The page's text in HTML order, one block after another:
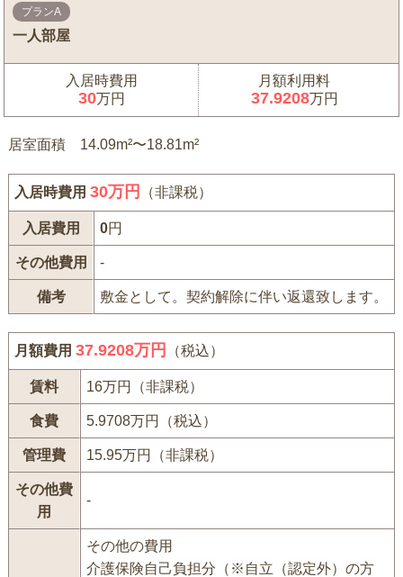
プランA
一人部屋
入居時費用
30万円
月額利用料
37.9208万円
居室面積 14.09m²〜18.81m²
入居時費用30万円 （非課税）
入居費用 0円
その他費用 -
備考 敷金として。契約解除に伴い返還致します。
月額費用37.9208万円 （税込）
賃料 16万円（非課税）
食費 5.9708万円（税込）
管理費 15.95万円（非課税）
その他費
用
-
その他の費用
介護保険自己負担分（※自立（認定外）の方